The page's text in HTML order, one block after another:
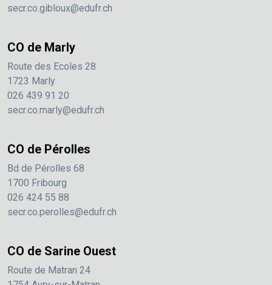
secr.co.gibloux@edufr.ch
CO de Marly
Route des Ecoles 28
1723 Marly
026 439 91 20
secr.co.marly@edufr.ch
CO de Pérolles
Bd de Pérolles 68
1700 Fribourg
026 424 55 88
secr.co.perolles@edufr.ch
CO de Sarine Ouest
Route de Matran 24